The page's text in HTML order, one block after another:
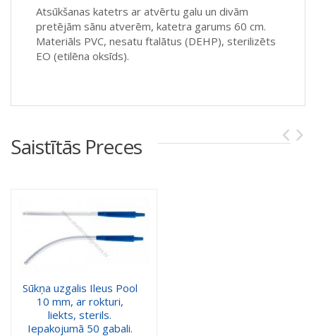
Atsūkšanas katetrs ar atvērtu galu un divām
pretējām sānu atverēm, katetra garums 60 cm.
Materiāls PVC, nesatu ftalātus (DEHP), sterilizēts
EO (etilēna oksīds).
Saistītās Preces
Sūkņa uzgalis Ileus Pool
10 mm, ar rokturi,
liekts, sterils.
Iepakojumā 50 gabali.